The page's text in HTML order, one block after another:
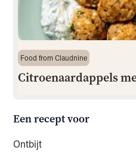
Food from Claudnine
Citroenaardappels
Een recept voor
Ontbijt